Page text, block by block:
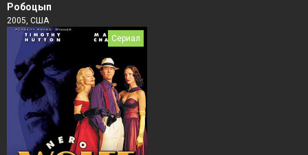
Робоцып
2005, США
Сериал